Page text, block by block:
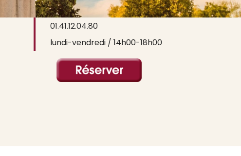
contact@ictusvoyages.com
01.41.12.04.80
lundi-vendredi / 14h00-18h00